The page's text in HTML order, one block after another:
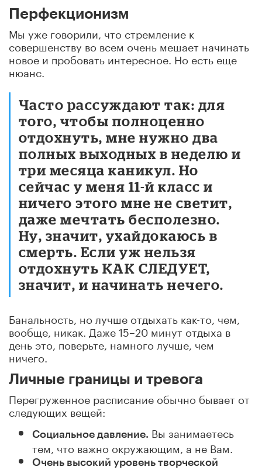
Перфекционизм
Мы уже говорили, что стремление к
совершенству во всем очень мешает начинать
новое и пробовать интересное. Но есть еще
нюанс.
Часто рассуждают так: для
того, чтобы полноценно
отдохнуть, мне нужно два
полных выходных в неделю и
три месяца каникул. Но
сейчас у меня 11-й класс и
ничего этого мне не светит,
даже мечтать бесполезно.
Ну, значит, ухайдокаюсь в
смерть. Если уж нельзя
отдохнуть КАК СЛЕДУЕТ,
значит, и начинать нечего.
Банальность, но лучше отдыхать как-то, чем,
вообще, никак. Даже 15–20 минут отдыха в
день это, поверьте, намного лучше, чем
ничего.
Личные границы и тревога
Перегруженное расписание обычно бывает от
следующих вещей:
Социальное давление. Вы занимаетесь
тем, что важно окружающим, а не Вам.
Очень высокий уровень творческой